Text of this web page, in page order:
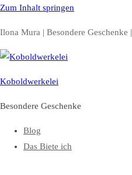
Zum Inhalt springen
Ilona Mura | Besondere Geschenke |
Koboldwerkelei
Besondere Geschenke
Blog
Das Biete ich